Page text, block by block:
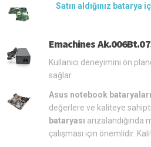
Satın aldığınız
Emachines
Kullanıcı deneyimini ön
sağlar.
Asus notebook
değerlere ve kaliteye
bataryası
çalışması için önemlidir.